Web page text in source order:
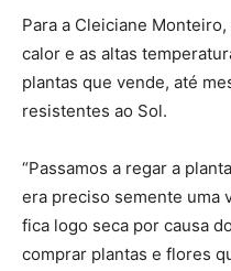
Para a Cleiciane
calor e as altas
plantas que vende, até
resistentes ao Sol.
“Passamos a regar a
era preciso semente uma
fica logo seca por causa
comprar plantas e flores